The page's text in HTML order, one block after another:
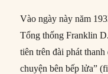
Vào ngày này năm
Tổng thống Franklin
tiên trên đài phát
chuyện bên bếp lửa”